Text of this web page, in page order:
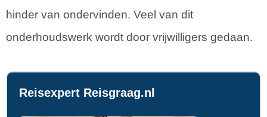
hinder van ondervinden. Veel van dit
onderhoudswerk wordt door vrijwilligers gedaan.
Reisexpert Reisgraag.nl